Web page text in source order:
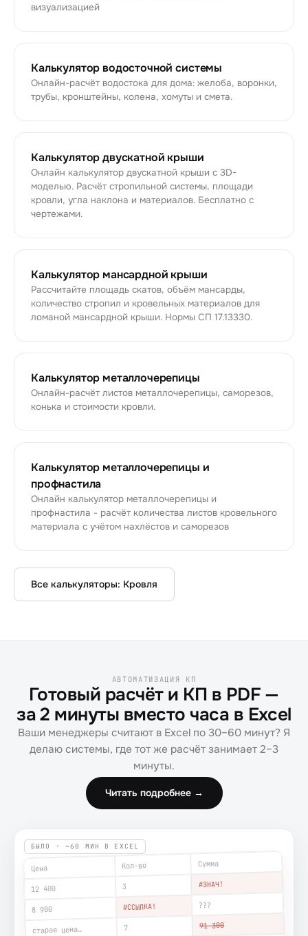
визуализацией
Калькулятор водосточной системы
Онлайн-расчёт водостока для дома: желоба, воронки,
трубы, кронштейны, колена, хомуты и смета.
Калькулятор двускатной крыши
Онлайн калькулятор двускатной крыши с 3D-
моделью. Расчёт стропильной системы, площади
кровли, угла наклона и материалов. Бесплатно с
чертежами.
Калькулятор мансардной крыши
Рассчитайте площадь скатов, объём мансарды,
количество стропил и кровельных материалов для
ломаной мансардной крыши. Нормы СП 17.13330.
Калькулятор металлочерепицы
Онлайн-расчёт листов металлочерепицы, саморезов,
конька и стоимости кровли.
Калькулятор металлочерепицы и
профнастила
Онлайн калькулятор металлочерепицы и
профнастила - расчёт количества листов кровельного
материала с учётом нахлёстов и саморезов
Все калькуляторы: Кровля
АВТОМАТИЗАЦИЯ КП
Готовый расчёт и КП в PDF —
за 2 минуты вместо часа в Excel
Ваши менеджеры считают в Excel по 30–60 минут? Я
делаю системы, где тот же расчёт занимает 2–3
минуты.
Читать подробнее →
БЫЛО · ~60 МИН В EXCEL
Цена Кол-во Сумма
12 400 3 #ЗНАЧ!
8 900 #ССЫЛКА! ???
старая цена… 7 91 300